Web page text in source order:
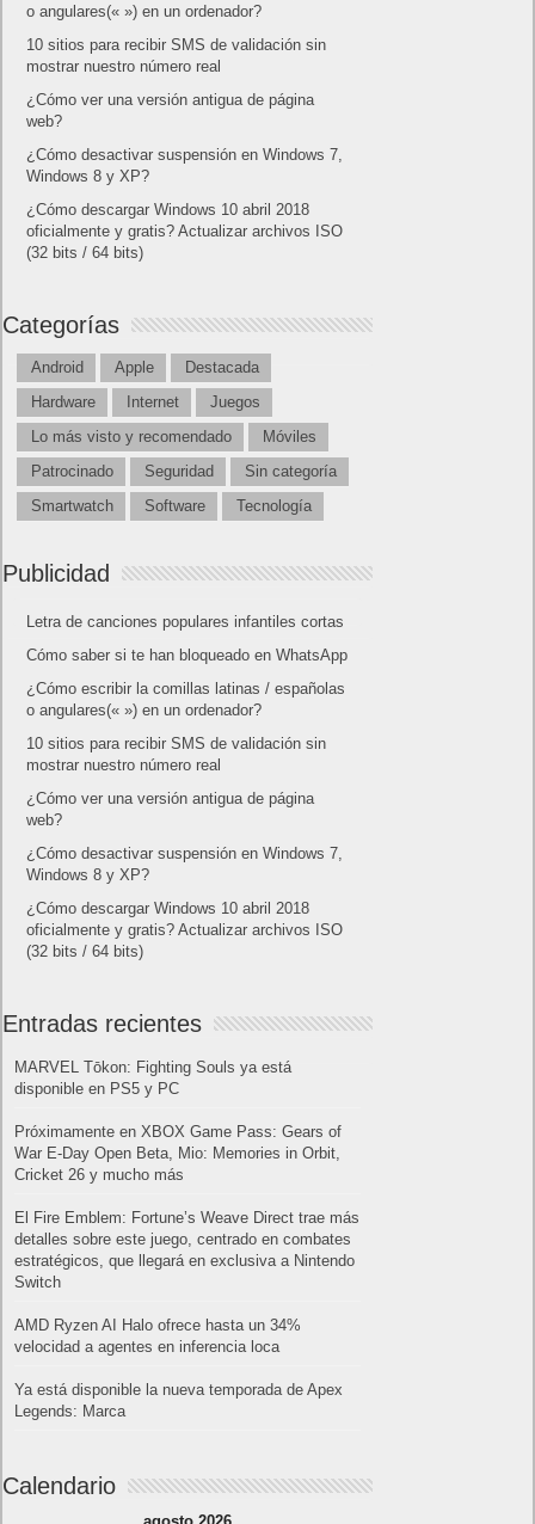
o angulares(« ») en un ordenador?
10 sitios para recibir SMS de validación sin
mostrar nuestro número real
¿Cómo ver una versión antigua de página
web?
¿Cómo desactivar suspensión en Windows 7,
Windows 8 y XP?
¿Cómo descargar Windows 10 abril 2018
oficialmente y gratis? Actualizar archivos ISO
(32 bits / 64 bits)
Categorías
Android Apple
Destacada
Hardware
Internet
Juegos
Lo más visto y recomendado
Móviles
Patrocinado
Seguridad
Sin categoría
Smartwatch
Software Tecnología
Publicidad
Letra de canciones populares infantiles cortas
Cómo saber si te han bloqueado en WhatsApp
¿Cómo escribir la comillas latinas / españolas
o angulares(« ») en un ordenador?
10 sitios para recibir SMS de validación sin
mostrar nuestro número real
¿Cómo ver una versión antigua de página
web?
¿Cómo desactivar suspensión en Windows 7,
Windows 8 y XP?
¿Cómo descargar Windows 10 abril 2018
oficialmente y gratis? Actualizar archivos ISO
(32 bits / 64 bits)
Entradas recientes
MARVEL Tōkon: Fighting Souls ya está
disponible en PS5 y PC
Próximamente en XBOX Game Pass: Gears of
War E-Day Open Beta, Mio: Memories in Orbit,
Cricket 26 y mucho más
El Fire Emblem: Fortune’s Weave Direct trae más
detalles sobre este juego, centrado en combates
estratégicos, que llegará en exclusiva a Nintendo
Switch
AMD Ryzen AI Halo ofrece hasta un 34%
velocidad a agentes en inferencia loca
Ya está disponible la nueva temporada de Apex
Legends: Marca
Calendario